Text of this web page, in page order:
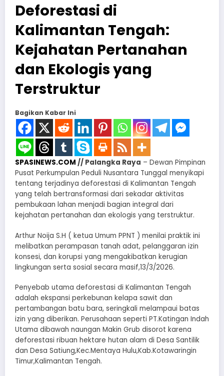
Deforestasi di
Kalimantan Tengah:
Kejahatan Pertanahan
dan Ekologis yang
Terstruktur
Bagikan Kabar Ini
SPASINEWS.COM // Palangka Raya – Dewan Pimpinan
Pusat Perkumpulan Peduli Nusantara Tunggal menyikapi
tentang terjadinya deforestasi di Kalimantan Tengah
yang telah bertransformasi dari sekadar aktivitas
pembukaan lahan menjadi bagian integral dari
kejahatan pertanahan dan ekologis yang terstruktur.
Arthur Noija S.H ( ketua Umum PPNT ) menilai praktik ini
melibatkan perampasan tanah adat, pelanggaran izin
konsesi, dan korupsi yang mengakibatkan kerugian
lingkungan serta sosial secara masif,13/3/2026.
Penyebab utama deforestasi di Kalimantan Tengah
adalah ekspansi perkebunan kelapa sawit dan
pertambangan batu bara, seringkali melampaui batas
izin yang diberikan. Perusahaan seperti PT.Katingan Indah
Utama dibawah naungan Makin Grub disorot karena
deforestasi ribuan hektare hutan alam di Desa Santilik
dan Desa Satiung,Kec.Mentaya Hulu,Kab.Kotawaringin
Timur,Kalimantan Tengah.